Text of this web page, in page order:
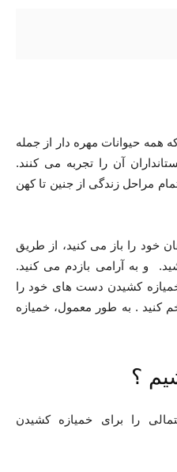
حیوانات مهره دار از جمله
آن را تجربه می کنند.
مراحل زندگی از جنین تا کهن
خود را باز می کنید، از طریق
و به آرامی بازدم می کنید.
کشیدن دست های خود را
کنید . به طور معمول، خمیازه
؟
را برای خمیازه کشیدن